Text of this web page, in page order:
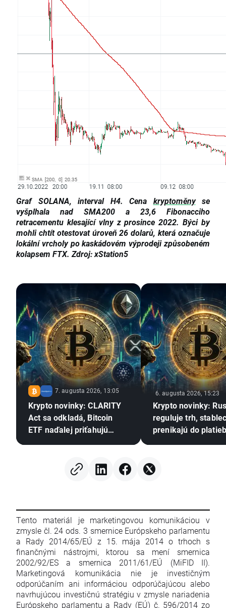
Graf SOLANA, interval H4. Cena kryptoměnyse
vyšplhala nad SMA200 a 23,6 Fibonacciho
retracementu klesající vlny z prosince 2022. Býci by
mohli chtít otestovat úroveň 26 dolarů, která označuje
lokální vrcholy po kaskádovém výprodeji způsobeném
kolapsem FTX. Zdroj: xStation5
7. augusta 2026, 13:05
Krypto novinky: CLARITY
Act sa odkladá, Bitcoin
ETF naďalej priťahujú
6. augusta 2026, 15:23
Krypto novinky:
reguluje trh,
prenikajú do
Tento materiál je marketingovou komunikáciou v
zmysle čl. 24 ods. 3 smernice Európskeho parlamentu
a Rady 2014/65/EÚ z 15. mája 2014 o trhoch s
finančnými nástrojmi, ktorou sa mení smernica
2002/92/ES a smernica 2011/61/EÚ (MiFID II).
Marketingová komunikácia nie je investičným
odporúčaním ani informáciou odporúčajúcou alebo
navrhujúcou investičnú stratégiu v zmysle nariadenia
Európskeho parlamentu a Rady (EÚ) č. 596/2014 zo